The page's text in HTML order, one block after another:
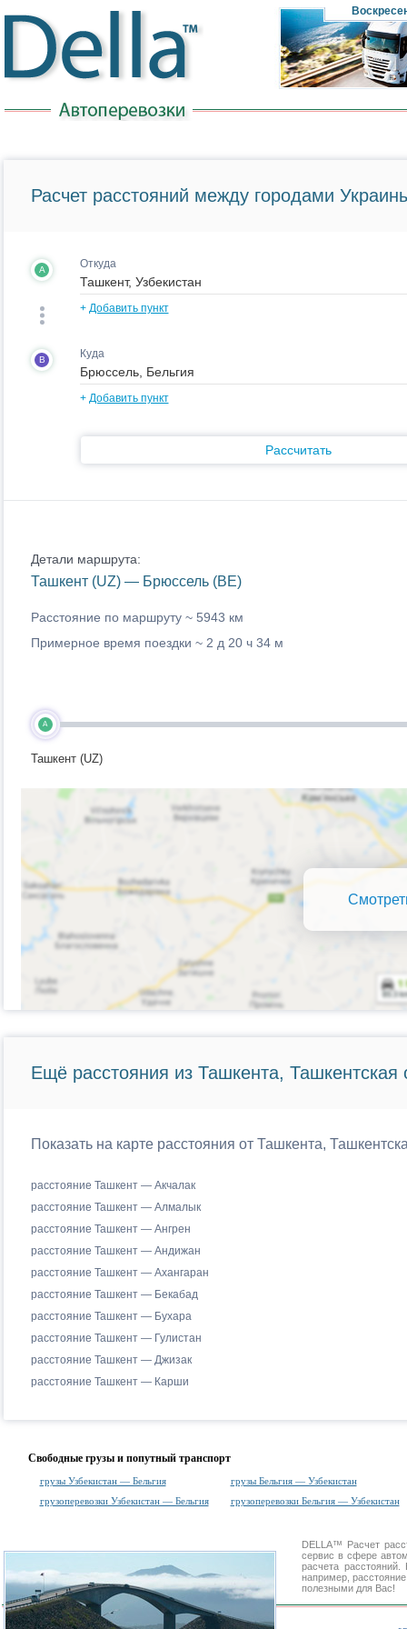
Расчет расстояний между городами
A Откуда
+ Добавить пункт
B Куда
+ Добавить пункт
Рассчитать
Детали маршрута:
Ташкент (UZ) — Брюссель (BE)
Расстояние по маршруту ~ 5943 км
Примерное время поездки ~ 2 д 20 ч 34 м
A
Ташкент (UZ)
Ещё расстояния из Ташкента, Ташкентская
Показать на карте расстояния от Ташкента,
расстояние Ташкент — Акчалак
расстояние Ташкент — Алмалык
расстояние Ташкент — Ангрен
расстояние Ташкент — Андижан
расстояние Ташкент — Ахангаран
расстояние Ташкент — Бекабад
расстояние Ташкент — Бухара
расстояние Ташкент — Гулистан
расстояние Ташкент — Джизак
расстояние Ташкент — Карши
Свободные грузы и попутный транспорт
грузы Узбекистан — Бельгия
грузы Бельгия — Узбекистан
грузоперевозки Узбекистан — Бельгия
грузоперевозки Бельгия — Узбекистан
DELLA™ Расчет
сервис в сфере
расчета
например,
полезными для Вас!